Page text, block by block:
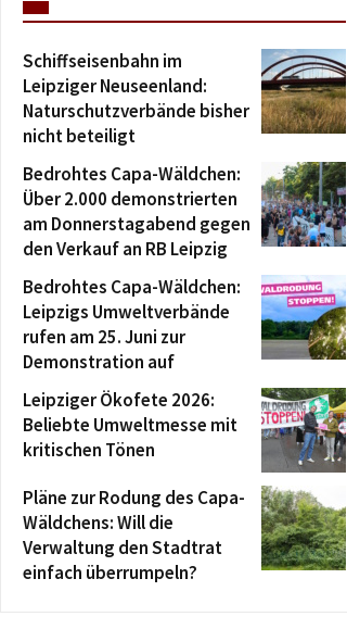
Schiffseisenbahn im
Leipziger Neuseenland:
Naturschutzverbände bisher
nicht beteiligt
Bedrohtes Capa-Wäldchen:
Über 2.000 demonstrierten
am Donnerstagabend gegen
den Verkauf an RB Leipzig
Bedrohtes Capa-Wäldchen:
Leipzigs Umweltverbände
rufen am 25. Juni zur
Demonstration auf
Leipziger Ökofete 2026:
Beliebte Umweltmesse mit
kritischen Tönen
Pläne zur Rodung des Capa-
Wäldchens: Will die
Verwaltung den Stadtrat
einfach überrumpeln?